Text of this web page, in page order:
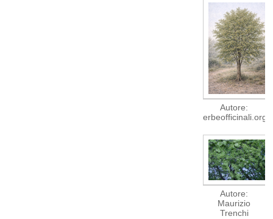
Autore:
erbeofficinali.org
Autore:
Maurizio
Trenchi